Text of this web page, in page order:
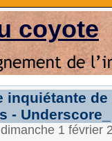
coyote
inquiétante
- Underscore_
1 février